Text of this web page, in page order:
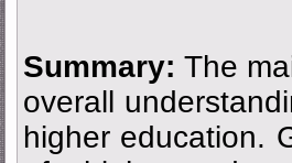
Summary: The
overall
higher education.